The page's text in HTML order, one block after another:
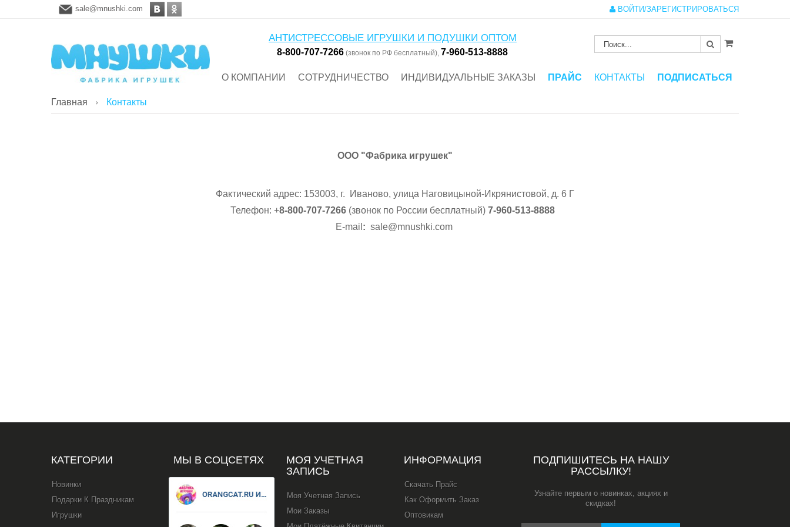
ВОЙТИ/ЗАРЕГИСТРИРОВАТЬСЯ
sale@mnushki.com
АНТИСТРЕССОВЫЕ ИГРУШКИ И ПОДУШКИ ОПТОМ
8-800-707-7266 (звонок по РФ бесплатный), 7-960-513-8888
О КОМПАНИИ СОТРУДНИЧЕСТВО ИНДИВИДУАЛЬНЫЕ ЗАКАЗЫ ПРАЙС КОНТАКТЫ ПОДПИСАТЬСЯ
Главная Контакты
ООО "Фабрика игрушек"
Фактический адрес: 153003, г. Иваново, улица Наговицыной-Икрянистовой, д. 6 Г
Телефон: +8-800-707-7266 (звонок по России бесплатный) 7-960-513-8888
E-mail : sale@mnushki.com
КАТЕГОРИИ
Новинки
Подарки К Праздникам
Игрушки
МЫ В СОЦСЕТЯХ
МОЯ УЧЕТНАЯ
ЗАПИСЬ
Моя Учетная Запись
Мои Заказы
ИНФОРМАЦИЯ
Скачать Прайс
Как Оформить Заказ
Оптовикам
ПОДПИШИТЕСЬ НА НАШУ
РАССЫЛКУ!
Узнайте первым о новинках, акциях и
скидках!